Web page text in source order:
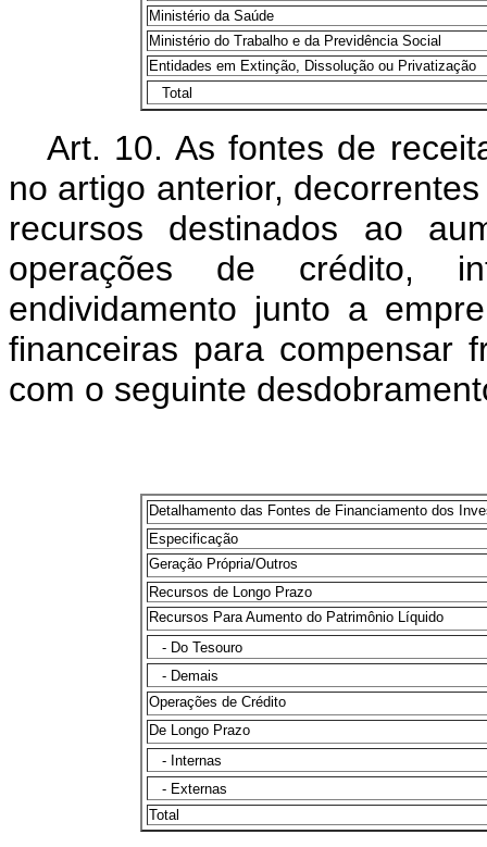
Ministério da Saúde
Ministério do Trabalho e da Previdência Social
Entidades em Extinção, Dissolução ou Privatização
Total
Art. 10. As fontes de
no artigo anterior,
recursos destinados ao
operações de crédito,
endividamento junto a
financeiras para compensar
com o seguinte
Detalhamento das Fontes de Financiamento dos
Especificação
Geração Própria/Outros
Recursos de Longo Prazo
Recursos Para Aumento do Patrimônio Líquido
- Do Tesouro
- Demais
Operações de Crédito
De Longo Prazo
- Internas
- Externas
Total